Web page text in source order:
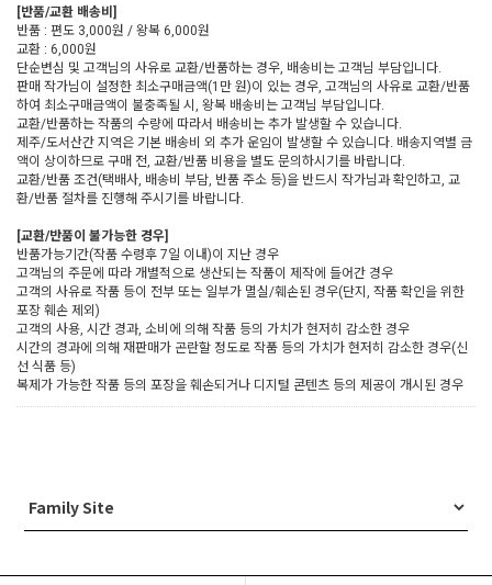
[반품/교환 배송비]
반품 : 편도 3,000원 / 왕복 6,000원
교환 : 6,000원
단순변심 및 고객님의 사유로 교환/반품하는 경우, 배송비는 고객님 부담입니다.
판매 작가님이 설정한 최소구매금액(1만 원)이 있는 경우, 고객님의 사유로 교환/반품
하여 최소구매금액이 불충족될 시, 왕복 배송비는 고객님 부담입니다.
교환/반품하는 작품의 수량에 따라서 배송비는 추가 발생할 수 있습니다.
제주/도서산간 지역은 기본 배송비 외 추가 운임이 발생할 수 있습니다. 배송지역별 금
액이 상이하므로 구매 전, 교환/반품 비용을 별도 문의하시기를 바랍니다.
교환/반품 조건(택배사, 배송비 부담, 반품 주소 등)을 반드시 작가님과 확인하고, 교
환/반품 절차를 진행해 주시기를 바랍니다.
[교환/반품이 불가능한 경우]
반품가능기간(작품 수령후 7일 이내)이 지난 경우
고객님의 주문에 따라 개별적으로 생산되는 작품이 제작에 들어간 경우
고객의 사유로 작품 등이 전부 또는 일부가 멸실/훼손된 경우(단지, 작품 확인을 위한
포장 훼손 제외)
고객의 사용, 시간 경과, 소비에 의해 작품 등의 가치가 현저히 감소한 경우
시간의 경과에 의해 재판매가 곤란할 정도로 작품 등의 가치가 현저히 감소한 경우(신
선 식품 등)
복제가 가능한 작품 등의 포장을 훼손되거나 디지털 콘텐츠 등의 제공이 개시된 경우